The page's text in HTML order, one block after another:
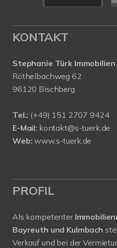
KONTAKT
Stephanie Türk Immobilien
Röthelbachweg 62
96120 Bischberg
Tel.: (+49) 151 2707 9424
E-Mail: kontakt@s-tuerk.de
Web: www.s-tuerk.de
PROFIL
Als kompetenter
Bayreuth und Kulmbach
Verkauf und bei der